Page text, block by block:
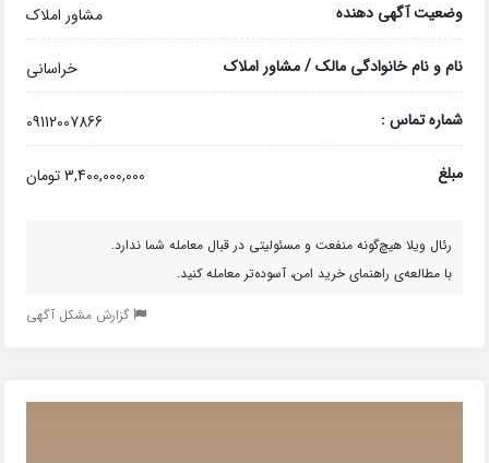
وضعیت آگهی دهنده مشاور املاک
نام و نام خانوادگی مالک / مشاور املاک خراسانی
شماره تماس : 09112007866
مبلغ 3,400,000,000 تومان
رئال ویلا هیچ‌گونه منفعت و مسئولیتی در قبال معامله شما ندارد.
با مطالعه‌ی راهنمای خرید امن، آسوده‌تر معامله کنید.
گزارش مشکل آگهی